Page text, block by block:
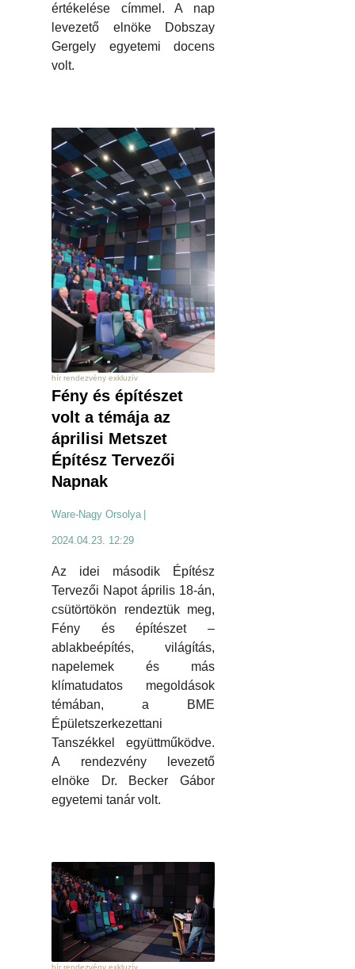
értékelése címmel. A nap
levezető elnöke Dobszay
Gergely egyetemi docens
volt.
hír rendezvény exkluzív
Fény és építészet
volt a témája az
áprilisi Metszet
Építész Tervezői
Napnak
Ware-Nagy Orsolya
2024.04.23. 12:29
Az idei második Építész
Tervezői Napot április 18-án,
csütörtökön rendeztük meg,
Fény és építészet –
ablakbeépítés, világítás,
napelemek és más
klímatudatos megoldások
témában, a BME
Épületszerkezettani
Tanszékkel együttműködve.
A rendezvény levezető
elnöke Dr. Becker Gábor
egyetemi tanár volt.
hír rendezvény exkluzív